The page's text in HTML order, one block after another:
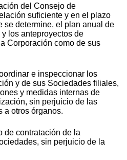
del Consejo de
suficiente y en el plazo
se determine, el plan anual de
los anteproyectos de
Corporación como de sus
e inspeccionar los
y de sus Sociedades filiales,
y medidas internas de
sin perjuicio de las
a otros órganos.
contratación de la
sin perjuicio de la